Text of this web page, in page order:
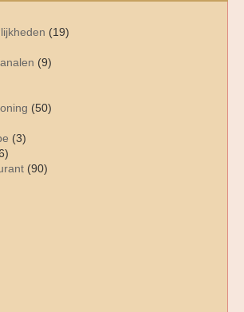
(19)
(9)
(50)
(3)
(90)